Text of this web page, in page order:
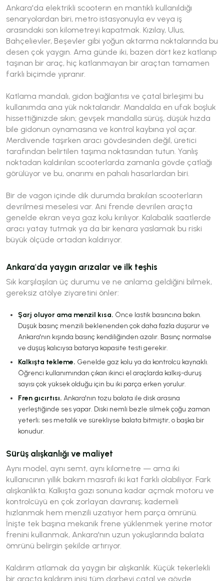
Ankara'da elektrikli scooterın en mantıklı kullanıldığı
senaryolardan biri, metro istasyonuyla ev veya iş
arasındaki son kilometreyi kapatmak. Kızılay, Ulus,
Bahçelievler, Beşevler gibi yoğun aktarma noktalarında bu
desen çok yaygın. Ama günde iki, bazen dört kez katlanıp
taşınan bir araç, hiç katlanmayan bir araçtan tamamen
farklı biçimde yıpranır.
Katlama mandalı, gidon bağlantısı ve çatal birleşimi bu
kullanımda ana yük noktalarıdır. Mandalda en ufak boşluk
hissettiğinizde sıkın; gevşek mandalla sürüş, düşük hızda
bile gidonun oynamasına ve kontrol kaybına yol açar.
Merdivende taşırken aracı gövdesinden değil, üretici
tarafından belirtilen taşıma noktasından tutun. Yanlış
noktadan kaldırılan scooterlarda zamanla gövde çatlağı
görülüyor ve bu, onarımı en pahalı hasarlardan biri.
Bir de vagon içinde dik durumda bırakılan scooterların
devrilmesi meselesi var. Ani frende devrilen araçta
genelde ekran veya gaz kolu kırılıyor. Kalabalık saatlerde
aracı yatay tutmak ya da bir kenara yaslamak bu riski
büyük ölçüde ortadan kaldırıyor.
Ankara'da yaygın arızalar ve ilk teşhis
Sık karşılaşılan üç durumu ve ne anlama geldiğini bilmek,
gereksiz atölye ziyaretini önler:
Şarj oluyor ama menzil kısa. Önce lastik basıncına bakın.
Düşük basınç menzili beklenenden çok daha fazla düşürür ve
Ankara'nın kışında basınç kendiliğinden azalır. Basınç normalse
ve düşüş kalıcıysa batarya kapasite testi gerekir.
Kalkışta tekleme. Genelde gaz kolu ya da kontrolcü kaynaklı.
Öğrenci kullanımından çıkan ikinci el araçlarda kalkış-duruş
sayısı çok yüksek olduğu için bu iki parça erken yorulur.
Fren gıcırtısı. Ankara'nın tozu balata ile disk arasına
yerleştiğinde ses yapar. Diski nemli bezle silmek çoğu zaman
yeterli; ses metalik ve sürekliyse balata bitmiştir, o başka bir
konudur.
Sürüş alışkanlığı ve maliyet
Aynı model, aynı semt, aynı kilometre — ama iki
kullanıcının yıllık bakım masrafı iki kat farklı olabiliyor. Fark
alışkanlıkta. Kalkışta gazı sonuna kadar açmak motoru ve
kontrolcüyü en çok zorlayan davranış; kademeli
hızlanmak hem menzili uzatıyor hem parça ömrünü.
İnişte tek başına mekanik frene yüklenmek yerine motor
frenini kullanmak, Ankara'nın uzun yokuşlarında balata
ömrünü belirgin şekilde artırıyor.
Kaldırım atlamak da yaygın bir alışkanlık. Küçük tekerlekli
bir araçta kaldırım inişi tüm darbeyi çatal ve gövde